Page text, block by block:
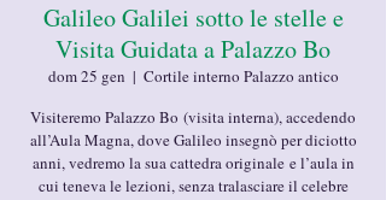
Galileo Galilei sotto le stelle e
Visita Guidata a Palazzo Bo
dom 25 gen
  |
Cortile interno Palazzo antico
Visiteremo Palazzo Bo (visita interna), accedendo
all’Aula Magna, dove Galileo insegnò per diciotto
anni, vedremo la sua cattedra originale e l’aula in
cui teneva le lezioni, senza tralasciare il celebre